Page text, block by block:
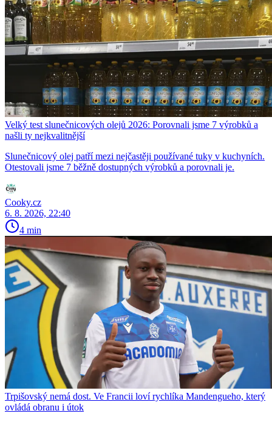
Velký test slunečnicových olejů 2026: Porovnali jsme 7 výrobků a
našli ty nejkvalitnější
Slunečnicový olej patří mezi nejčastěji používané tuky v kuchyních.
Otestovali jsme 7 běžně dostupných výrobků a porovnali je.
Cooky.cz
6. 8. 2026, 22:40
4 min
Trpišovský nemá dost. Ve Francii loví rychlíka Mandengueho, který
ovládá obranu i útok